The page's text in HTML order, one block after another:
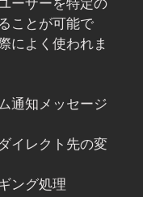
ことが可能で
によく使われま
通知メッセージ
イレクト先の変
ング処理